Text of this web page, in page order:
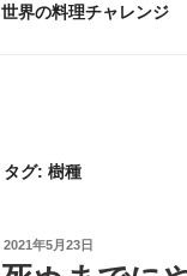
世界の料理チャレンジ
タグ: 樹種
投
稿
2021年5月23日